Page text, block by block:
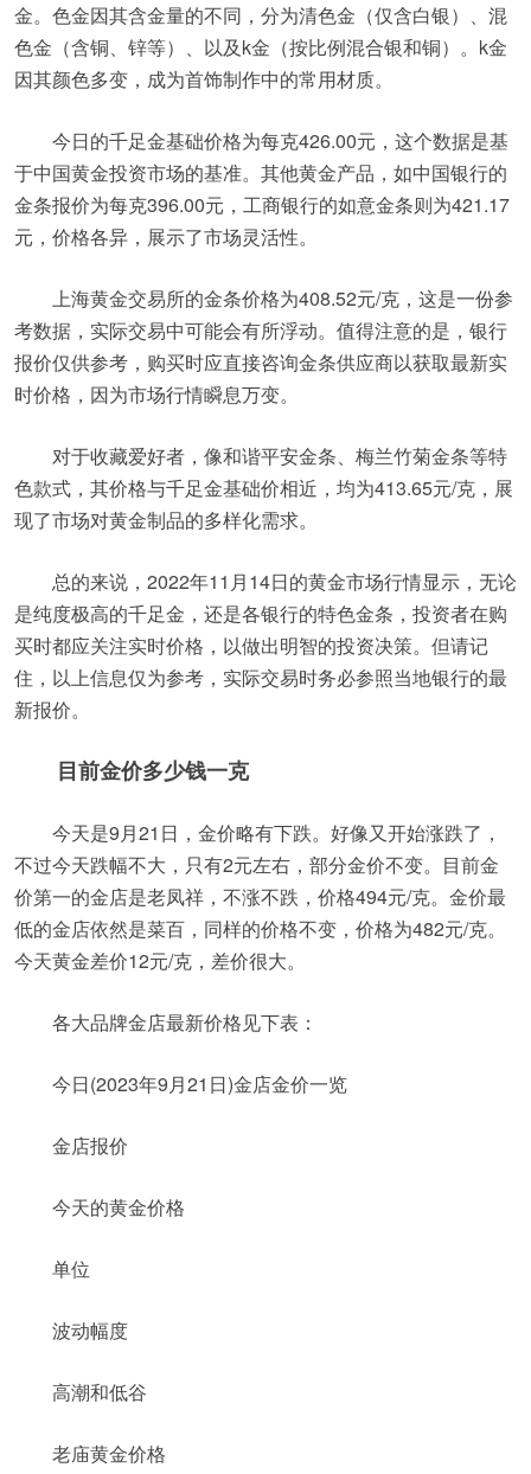
金。色金因其含金量的不同，分为清色金（仅含白银）、混
色金（含铜、锌等）、以及k金（按比例混合银和铜）。k金
因其颜色多变，成为首饰制作中的常用材质。
今日的千足金基础价格为每克426.00元，这个数据是基
于中国黄金投资市场的基准。其他黄金产品，如中国银行的
金条报价为每克396.00元，工商银行的如意金条则为421.17
元，价格各异，展示了市场灵活性。
上海黄金交易所的金条价格为408.52元/克，这是一份参
考数据，实际交易中可能会有所浮动。值得注意的是，银行
报价仅供参考，购买时应直接咨询金条供应商以获取最新实
时价格，因为市场行情瞬息万变。
对于收藏爱好者，像和谐平安金条、梅兰竹菊金条等特
色款式，其价格与千足金基础价相近，均为413.65元/克，展
现了市场对黄金制品的多样化需求。
总的来说，2022年11月14日的黄金市场行情显示，无论
是纯度极高的千足金，还是各银行的特色金条，投资者在购
买时都应关注实时价格，以做出明智的投资决策。但请记
住，以上信息仅为参考，实际交易时务必参照当地银行的最
新报价。
目前金价多少钱一克
今天是9月21日，金价略有下跌。好像又开始涨跌了，
不过今天跌幅不大，只有2元左右，部分金价不变。目前金
价第一的金店是老凤祥，不涨不跌，价格494元/克。金价最
低的金店依然是菜百，同样的价格不变，价格为482元/克。
今天黄金差价12元/克，差价很大。
各大品牌金店最新价格见下表：
今日(2023年9月21日)金店金价一览
金店报价
今天的黄金价格
单位
波动幅度
高潮和低谷
老庙黄金价格